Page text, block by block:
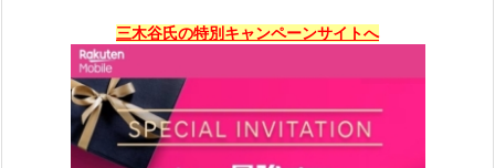
三木谷氏の特別キャンペーンサイトへ